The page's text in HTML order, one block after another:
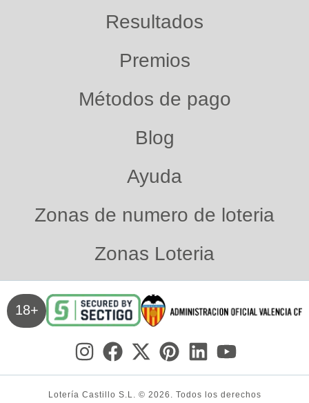
Resultados
Premios
Métodos de pago
Blog
Ayuda
Zonas de numero de loteria
Zonas Loteria
18+
Lotería Castillo S.L. © 2026. Todos los derechos